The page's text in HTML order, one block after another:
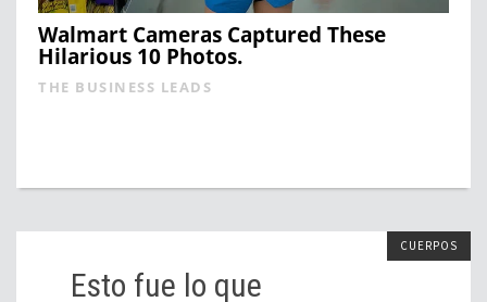
Walmart Cameras Captured These
Hilarious 10 Photos.
THE BUSINESS LEADS
CUERPOS
Esto fue lo que